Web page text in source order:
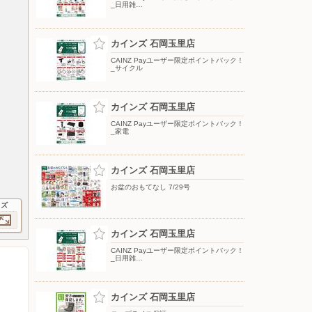
_日用雑…
カインズ 石岡玉里店
CAINZ Payユーザー限定ポイントバック！
_サイクル
カインズ 石岡玉里店
CAINZ Payユーザー限定ポイントバック！
_家電
カインズ 石岡玉里店
お盆のおもてなし 7/29号
カインズ 石岡玉里店
CAINZ Payユーザー限定ポイントバック！
_日用雑…
カインズ 石岡玉里店